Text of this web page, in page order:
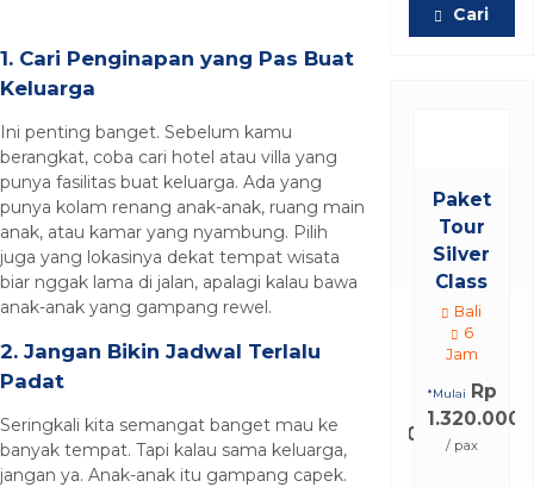
1. Cari Penginapan yang Pas Buat
Keluarga
Ini penting banget. Sebelum kamu
berangkat, coba cari hotel atau villa yang
punya fasilitas buat keluarga. Ada yang
punya kolam renang anak-anak, ruang main
anak, atau kamar yang nyambung. Pilih
juga yang lokasinya dekat tempat wisata
biar nggak lama di jalan, apalagi kalau bawa
anak-anak yang gampang rewel.
2. Jangan Bikin Jadwal Terlalu
Padat
Seringkali kita semangat banget mau ke
banyak tempat. Tapi kalau sama keluarga,
jangan ya. Anak-anak itu gampang capek.
Cari
Paket
Bali 5
Hari 4
Malam
5.544.000
/ pax
Tour
Silver
Class
Bali
Jam
*Mulai Rp
1.320.000
/ pax